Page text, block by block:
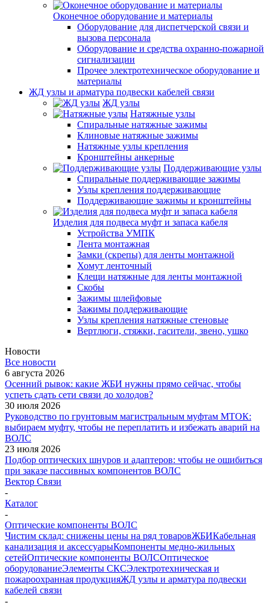
Оконечное оборудование и материалы
Оборудование для диспетчерской связи и
вызова персонала
Оборудование и средства охранно-пожарной
сигнализации
Прочее электротехническое оборудование и
материалы
ЖД узлы и арматура подвески кабелей связи
ЖД узлы
Натяжные узлы
Спиральные натяжные зажимы
Клиновые натяжные зажимы
Натяжные узлы крепления
Кронштейны анкерные
Поддерживающие узлы
Спиральные поддерживающие зажимы
Узлы крепления поддерживающие
Поддерживающие зажимы и кронштейны
Изделия для подвеса муфт и запаса кабеля
Устройства УМПК
Лента монтажная
Замки (скрепы) для ленты монтажной
Хомут ленточный
Клещи натяжные для ленты монтажной
Скобы
Зажимы шлейфовые
Зажимы поддерживающие
Узлы крепления натяжные стеновые
Вертлюги, стяжки, гасители, звено, ушко
Новости
Все новости
6 августа 2026
Осенний рывок: какие ЖБИ нужны прямо сейчас, чтобы
успеть сдать сети связи до холодов?
30 июля 2026
Руководство по грунтовым магистральным муфтам МТОК:
выбираем муфту, чтобы не переплатить и избежать аварий на
ВОЛС
23 июля 2026
Подбор оптических шнуров и адаптеров: чтобы не ошибиться
при заказе пассивных компонентов ВОЛС
Вектор Связи
-
Каталог
-
Оптические компоненты ВОЛС
Чистим склад: снижены цены на ряд товаровЖБИКабельная
канализация и аксессуарыКомпоненты медно-жильных
сетейОптические компоненты ВОЛСОптическое
оборудованиеЭлементы СКСЭлектротехническая и
пожароохранная продукцияЖД узлы и арматура подвески
кабелей связи
-